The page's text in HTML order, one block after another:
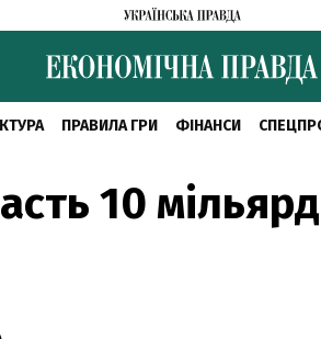
ПРАВИЛА ГРИ ФІНАНСИ
10